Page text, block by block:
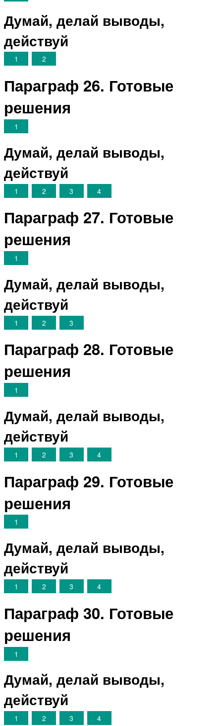
Думай, делай выводы,
действуй
1 2
Параграф 26. Готовые
решения
1
Думай, делай выводы,
действуй
1 2 3 4
Параграф 27. Готовые
решения
1
Думай, делай выводы,
действуй
1 2 3
Параграф 28. Готовые
решения
1
Думай, делай выводы,
действуй
1 2 3 4
Параграф 29. Готовые
решения
1
Думай, делай выводы,
действуй
1 2 3 4
Параграф 30. Готовые
решения
1
Думай, делай выводы,
действуй
1 2 3 4